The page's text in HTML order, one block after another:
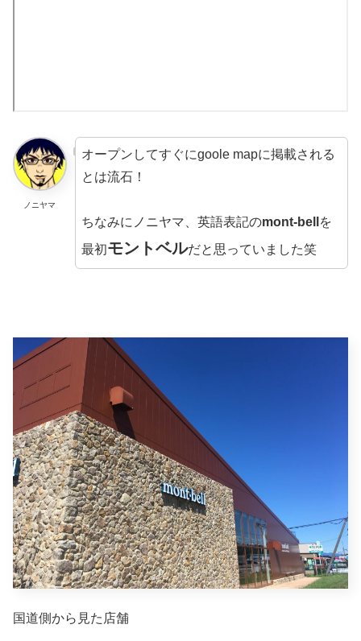
ノニヤマ
オープンしてすぐにgoole mapに掲載される
とは流石！
ちなみにノニヤマ、英語表記のmont-bell を
最初モントベルだと思っていました笑
国道側から見た店舗